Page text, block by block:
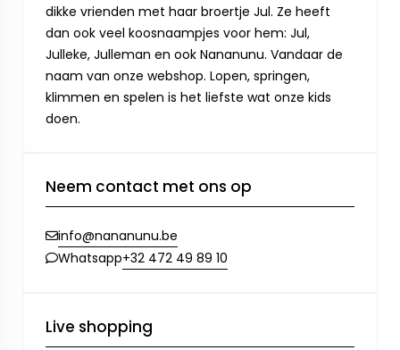
dikke vrienden met haar broertje Jul. Ze heeft
dan ook veel koosnaampjes voor hem: Jul,
Julleke, Julleman en ook Nananunu. Vandaar de
naam van onze webshop. Lopen, springen,
klimmen en spelen is het liefste wat onze kids
doen.
Neem contact met ons op
info@nananunu.be
Whatsapp+32 472 49 89 10
Live shopping